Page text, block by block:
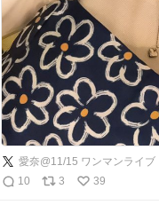
愛奈@11/15 ワンマンライブ
10
3 39